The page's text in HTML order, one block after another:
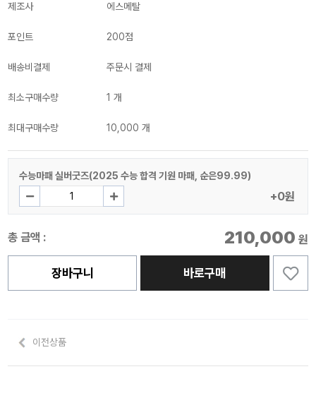
제조사 에스메탈
포인트 200점
배송비결제 주문시 결제
최소구매수량 1 개
최대구매수량 10,000 개
수능마패 실버굿즈(2025 수능 합격 기원 마패, 순은99.99)
+0원
총 금액 : 210,000 원
장바구니 바로구매
이전상품